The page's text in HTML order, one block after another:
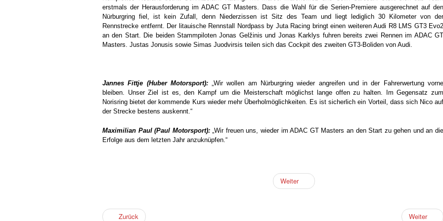
erstmals der Herausforderung im ADAC GT Masters. Dass die Wahl für die Serien-Premiere ausgerechnet auf den
Nürburgring fiel, ist kein Zufall, denn Niederzissen ist Sitz des Team und liegt lediglich 30 Kilometer von der
Rennstrecke entfernt. Der litauische Rennstall Nordpass by Juta Racing bringt einen weiteren Audi R8 LMS GT3 Evo2
an den Start. Die beiden Stammpiloten Jonas Gelžinis und Jonas Karklys fuhren bereits zwei Rennen im ADAC GT
Masters. Justas Jonusis sowie Simas Juodvirsis teilen sich das Cockpit des zweiten GT3-Boliden von Audi.
Jannes Fittje (Huber Motorsport):„Wir wollen am Nürburgring wieder angreifen und in der Fahrerwertung vorne
bleiben. Unser Ziel ist es, den Kampf um die Meisterschaft möglichst lange offen zu halten. Im Gegensatz zum
Norisring bietet der kommende Kurs wieder mehr Überholmöglichkeiten. Es ist sicherlich ein Vorteil, dass sich Nico auf
der Strecke bestens auskennt.“
Maximilian Paul (Paul Motorsport):„Wir freuen uns, wieder im ADAC GT Masters an den Start zu gehen und an die
Erfolge aus dem letzten Jahr anzuknüpfen.“
Weiter
Zurück Weiter